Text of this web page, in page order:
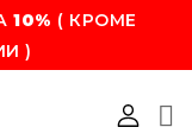
10% ( КРОМЕ
)